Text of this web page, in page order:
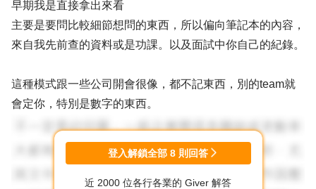
早期我是直接拿出來看
主要是要問比較細節想問的東西，所以偏向筆記本的內容，
來自我先前查的資料或是功課。以及面試中你自己的紀錄。
這種模式跟一些公司開會很像，都不記東西，別的team就
會定你，特別是數字的東西。
登入解鎖全部 8 則回答
近 2000 位各行各業的 Giver 解答